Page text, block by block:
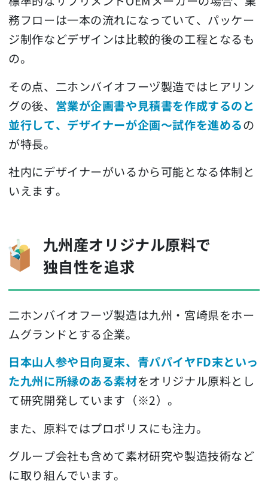
務フローは一本の流れになっていて、パッケー
ジ制作などデザインは比較的後の工程となるも
の。
その点、二ホンバイオフーヅ製造ではヒアリン
グの後、 営業が企画書や見積書を作成するのと
並行して、デザイナーが企画～試作を進めるの
が特長。
社内にデザイナーがいるから可能となる体制と
いえます。
九州産オリジナル原料で
独自性を追求
二ホンバイオフーヅ製造は九州・宮崎県をホー
ムグランドとする企業。
日本山人参や日向夏末、青パパイヤFD末といっ
た九州に所縁のある素材をオリジナル原料とし
て研究開発しています（※2）。
また、原料ではプロポリスにも注力。
グループ会社も含めて素材研究や製造技術など
に取り組んでいます。